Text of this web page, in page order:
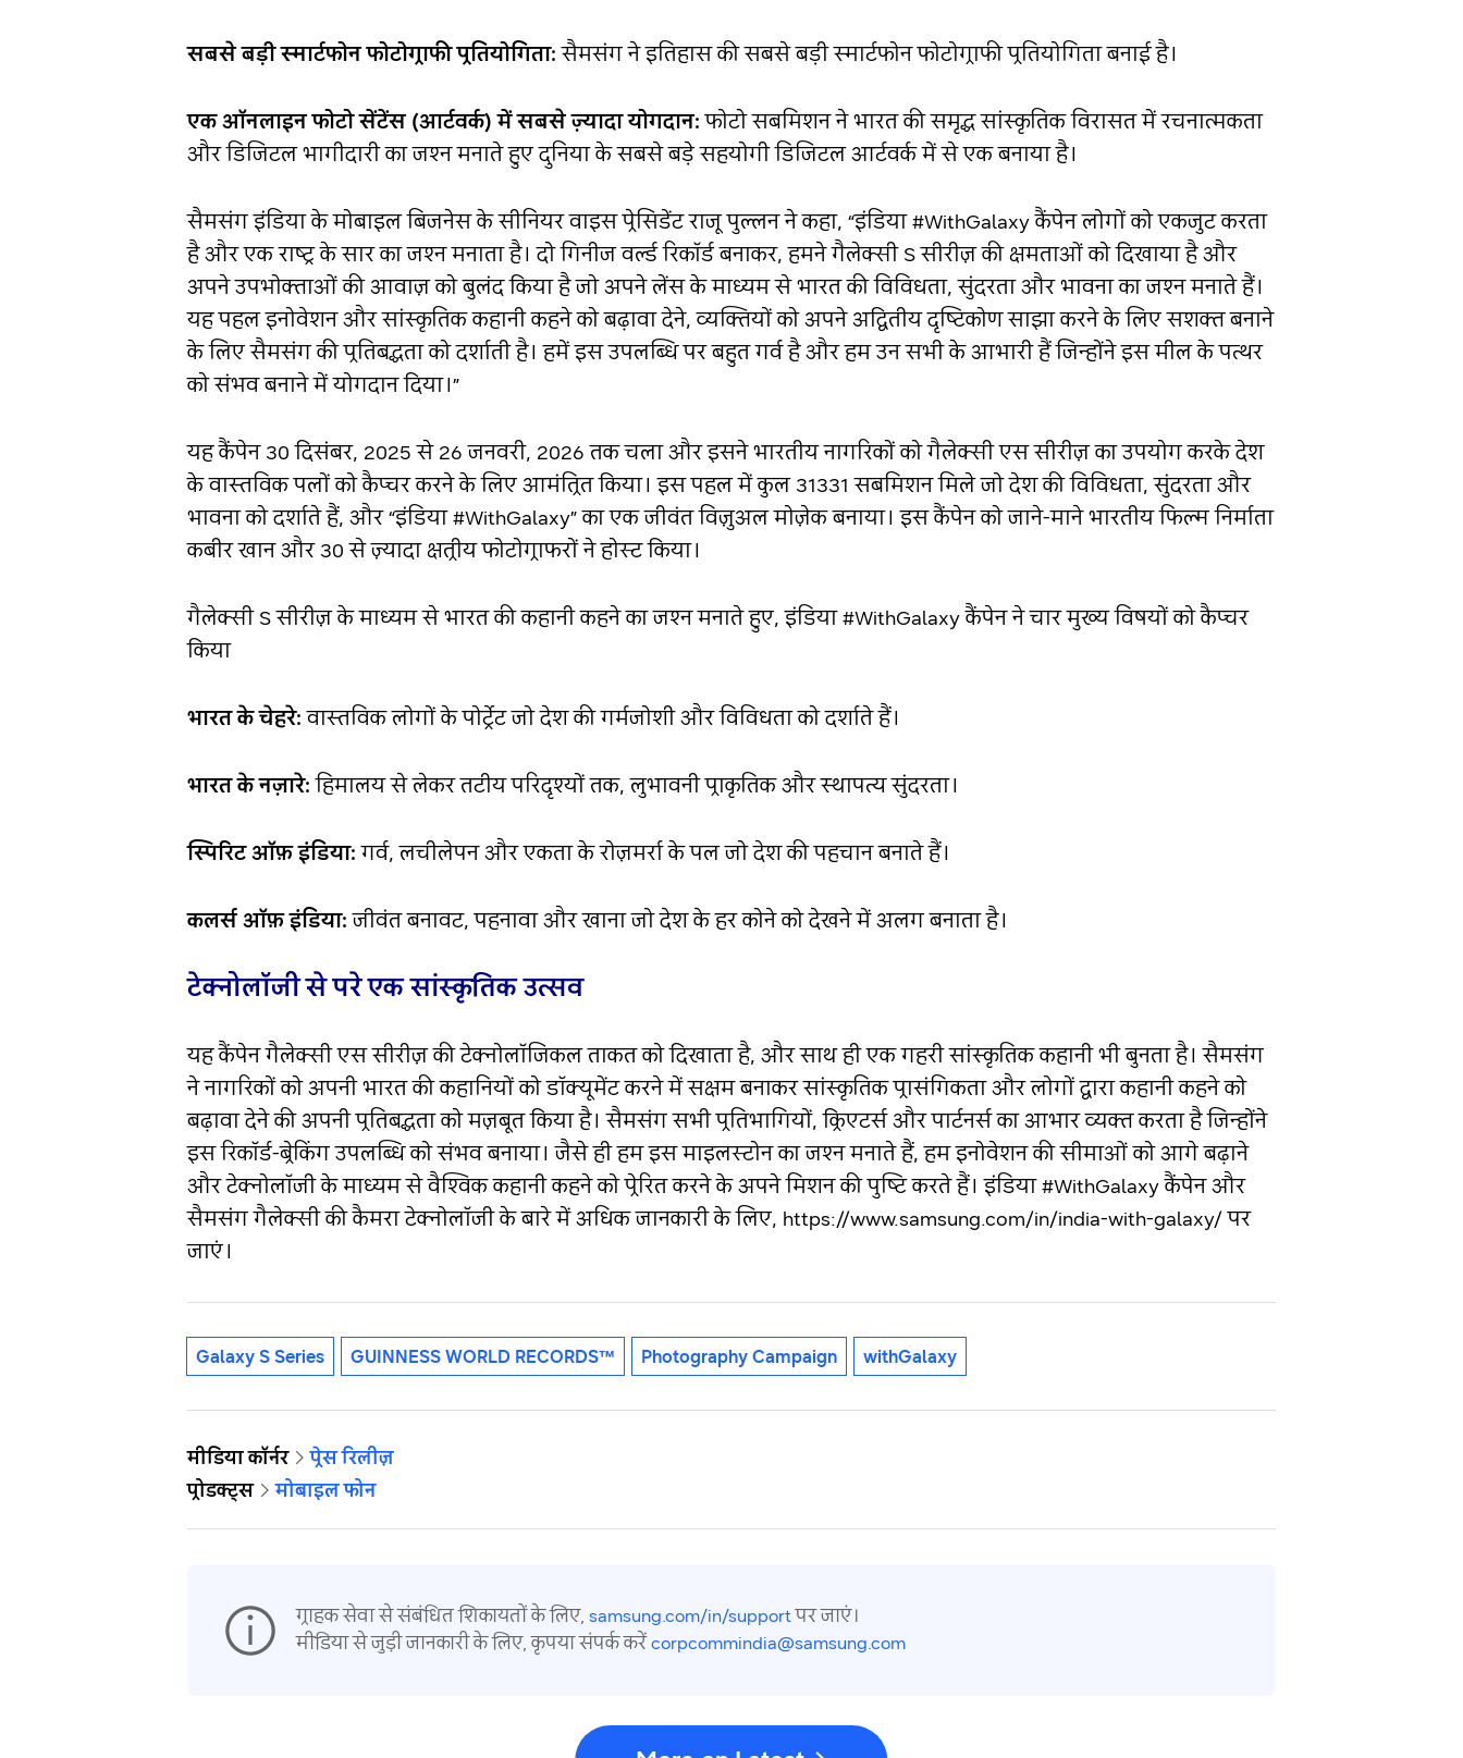
सबसे बड़ी स्मार्टफोन फोटोग्राफी प्रतियोगिता: सैमसंग ने इतिहास की सबसे बड़ी स्मार्टफोन फोटोग्राफी प्रतियोगिता बनाई है।
एक ऑनलाइन फोटो सेंटेंस (आर्टवर्क) में सबसे ज़्यादा योगदान: फोटो सबमिशन ने भारत की समृद्ध सांस्कृतिक विरासत में रचनात्मकता
और डिजिटल भागीदारी का जश्न मनाते हुए दुनिया के सबसे बड़े सहयोगी डिजिटल आर्टवर्क में से एक बनाया है।
सैमसंग इंडिया के मोबाइल बिजनेस के सीनियर वाइस प्रेसिडेंट राजू पुल्लन ने कहा, “इंडिया #WithGalaxy कैंपेन लोगों को एकजुट करता
है और एक राष्ट्र के सार का जश्न मनाता है। दो गिनीज वर्ल्ड रिकॉर्ड बनाकर, हमने गैलेक्सी S सीरीज़ की क्षमताओं को दिखाया है और
अपने उपभोक्ताओं की आवाज़ को बुलंद किया है जो अपने लेंस के माध्यम से भारत की विविधता, सुंदरता और भावना का जश्न मनाते हैं।
यह पहल इनोवेशन और सांस्कृतिक कहानी कहने को बढ़ावा देने, व्यक्तियों को अपने अद्वितीय दृष्टिकोण साझा करने के लिए सशक्त बनाने
के लिए सैमसंग की प्रतिबद्धता को दर्शाती है। हमें इस उपलब्धि पर बहुत गर्व है और हम उन सभी के आभारी हैं जिन्होंने इस मील के पत्थर
को संभव बनाने में योगदान दिया।”
यह कैंपेन 30 दिसंबर, 2025 से 26 जनवरी, 2026 तक चला और इसने भारतीय नागरिकों को गैलेक्सी एस सीरीज़ का उपयोग करके देश
के वास्तविक पलों को कैप्चर करने के लिए आमंत्रित किया। इस पहल में कुल 31331 सबमिशन मिले जो देश की विविधता, सुंदरता और
भावना को दर्शाते हैं, और “इंडिया #WithGalaxy” का एक जीवंत विज़ुअल मोज़ेक बनाया। इस कैंपेन को जाने-माने भारतीय फिल्म निर्माता
कबीर खान और 30 से ज़्यादा क्षत्रीय फोटोग्राफरों ने होस्ट किया।
गैलेक्सी S सीरीज़ के माध्यम से भारत की कहानी कहने का जश्न मनाते हुए, इंडिया #WithGalaxy कैंपेन ने चार मुख्य विषयों को कैप्चर
किया
भारत के चेहरे: वास्तविक लोगों के पोर्ट्रेट जो देश की गर्मजोशी और विविधता को दर्शाते हैं।
भारत के नज़ारे: हिमालय से लेकर तटीय परिदृश्यों तक, लुभावनी प्राकृतिक और स्थापत्य सुंदरता।
स्पिरिट ऑफ़ इंडिया: गर्व, लचीलेपन और एकता के रोज़मर्रा के पल जो देश की पहचान बनाते हैं।
कलर्स ऑफ़ इंडिया: जीवंत बनावट, पहनावा और खाना जो देश के हर कोने को देखने में अलग बनाता है।
टेक्नोलॉजी से परे एक सांस्कृतिक उत्सव
यह कैंपेन गैलेक्सी एस सीरीज़ की टेक्नोलॉजिकल ताकत को दिखाता है, और साथ ही एक गहरी सांस्कृतिक कहानी भी बुनता है। सैमसंग
ने नागरिकों को अपनी भारत की कहानियों को डॉक्यूमेंट करने में सक्षम बनाकर सांस्कृतिक प्रासंगिकता और लोगों द्वारा कहानी कहने को
बढ़ावा देने की अपनी प्रतिबद्धता को मज़बूत किया है। सैमसंग सभी प्रतिभागियों, क्रिएटर्स और पार्टनर्स का आभार व्यक्त करता है जिन्होंने
इस रिकॉर्ड-ब्रेकिंग उपलब्धि को संभव बनाया। जैसे ही हम इस माइलस्टोन का जश्न मनाते हैं, हम इनोवेशन की सीमाओं को आगे बढ़ाने
और टेक्नोलॉजी के माध्यम से वैश्विक कहानी कहने को प्रेरित करने के अपने मिशन की पुष्टि करते हैं। इंडिया #WithGalaxy कैंपेन और
सैमसंग गैलेक्सी की कैमरा टेक्नोलॉजी के बारे में अधिक जानकारी के लिए, https://www.samsung.com/in/india-with-galaxy/ पर
जाएं।
Galaxy S Series GUINNESS WORLD RECORDS™ Photography Campaign withGalaxy
मीडिया कॉर्नर
प्रेस रिलीज़
प्रोडक्ट्स
मोबाइल फोन
ग्राहक सेवा से संबंधित शिकायतों के लिए, samsung.com/in/supportपर जाएं।
मीडिया से जुड़ी जानकारी के लिए, कृपया संपर्क करेंcorpcommindia@samsung.com